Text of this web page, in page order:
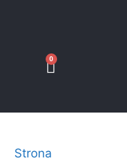
0
Strona